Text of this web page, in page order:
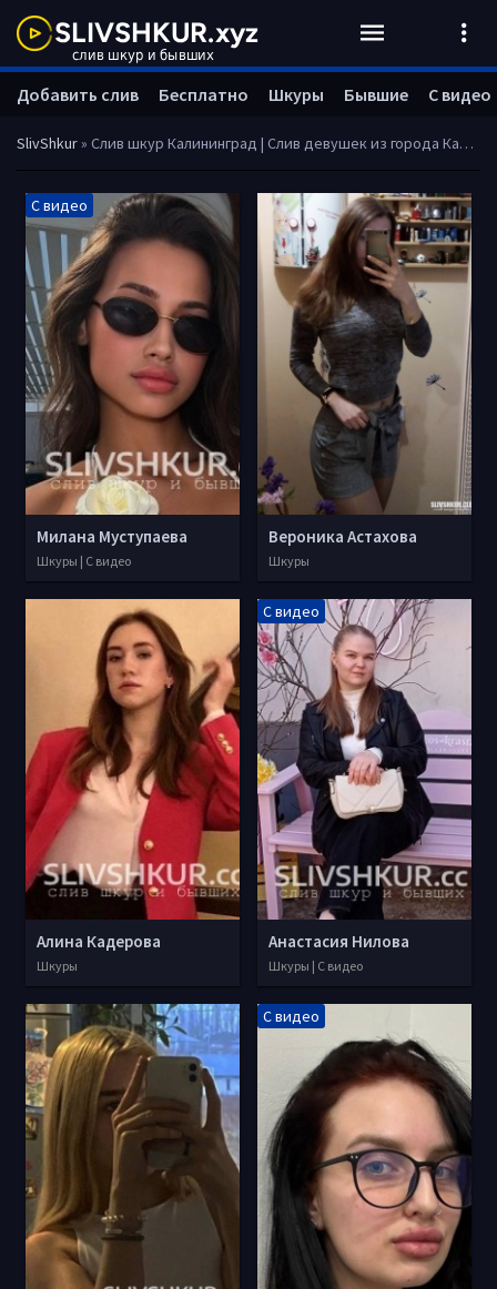
SlivShkur» Слив шкур Калининград | Слив девушек из города Калининград
С видео
Милана Муступаева
Шкуры | С видео
Вероника Астахова
Шкуры
Алина Кадерова
Шкуры
С видео
Анастасия Нилова
Шкуры | С видео
С видео
Добавить слив Бесплатно Шкуры Бывшие С видео